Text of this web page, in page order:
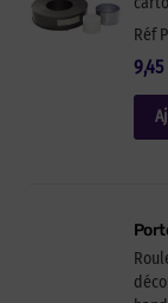
Réf
9,45